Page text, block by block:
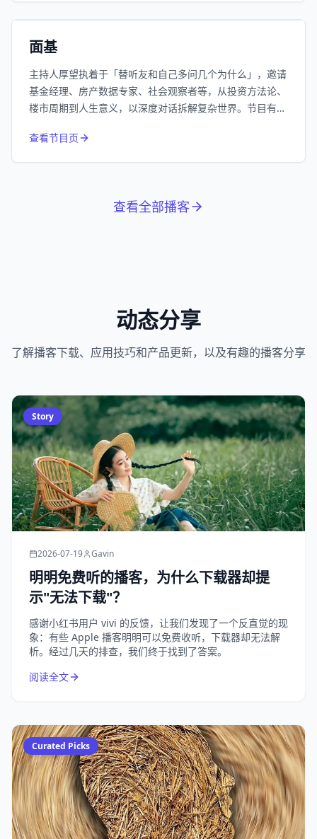
小宇宙
面基
主持人厚望执着于「替听友和自己多问几个为什么」，邀请
基金经理、房产数据专家、社会观察者等，从投资方法论、
楼市周期到人生意义，以深度对话拆解复杂世界。节目有常
注低利率时代下的普通人生活，是一档硬核又走心的思维马
拉松。
查看节目页
查看全部播客
动态分享
了解播客下载、应用技巧和产品更新，以及有趣的播客分享
Story
2026-07-19 Gavin
明明免费听的播客，为什么下载器却提
示"无法下载"？
感谢小红书用户 vivi 的反馈，让我们发现了一个反直觉的现
象：有些 Apple 播客明明可以免费收听，下载器却无法解
析。经过几天的排查，我们终于找到了答案。
阅读全文
Curated Picks